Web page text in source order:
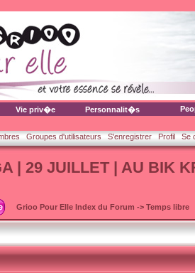
Vie priv�e Personnalit�s
Groupes d'utilisateurs S'enregistrer Profil Se
| 29 JUILLET | AU BIK
Grioo Pour Elle Index du Forum -> Temps libre